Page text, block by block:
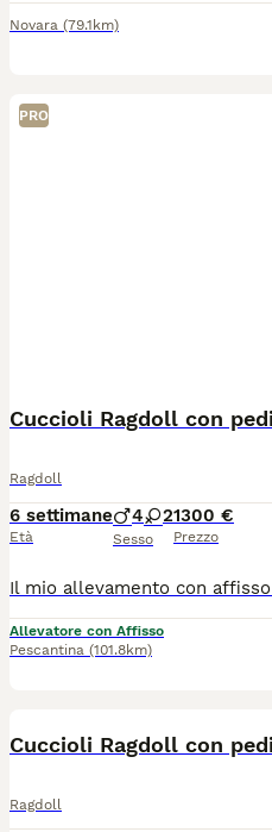
Novara (79.1km)
PRO
Cuccioli Ragdoll con
Ragdoll
6 settimane
Età
4 2
Sesso
1300 €
Prezzo
Allevatore con Affisso
Pescantina (101.8km)
Cuccioli Ragdoll con
Ragdoll